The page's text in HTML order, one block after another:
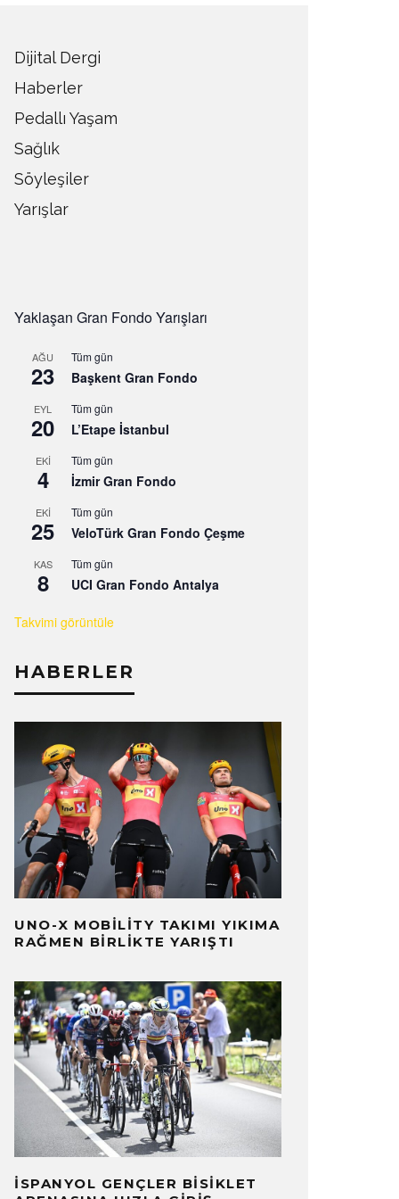
Dijital Dergi
Haberler
Pedallı Yaşam
Sağlık
Söyleşiler
Yarışlar
Yaklaşan Gran Fondo Yarışları
AĞU
23
Tüm gün
Başkent Gran Fondo
EYL
20
Tüm gün
L’Etape İstanbul
EKI
4
Tüm gün
İzmir Gran Fondo
EKI
25
Tüm gün
VeloTürk Gran Fondo Çeşme
KAS
8
Tüm gün
UCI Gran Fondo Antalya
Takvimi görüntüle
HABERLER
UNO-X MOBILITY TAKIMI YIKIMA
RAĞMEN BIRLIKTE YARIŞTI
İSPANYOL GENÇLER BISIKLET